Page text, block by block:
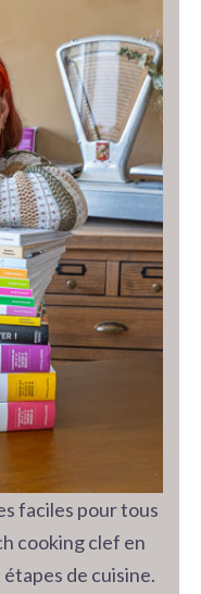
faciles pour tous
cooking clef en
de cuisine.